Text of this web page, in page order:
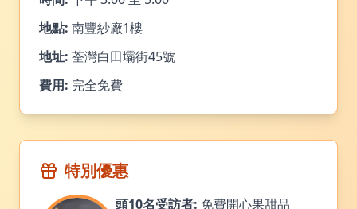
地點: 南豐紗廠1樓
地址: 荃灣白田壩街45號
費用: 完全免費
特別優惠
頭10名受訪者: 免費開心果甜品